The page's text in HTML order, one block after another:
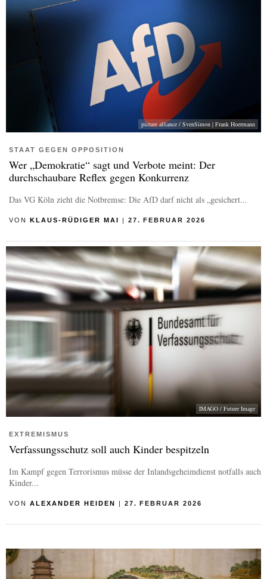
picture alliance / SvenSimon | Frank Hoermann
STAAT GEGEN OPPOSITION
Wer „Demokratie“ sagt und Verbote meint: Der
durchschaubare Reflex gegen Konkurrenz
Das VG Köln zieht die Notbremse: Die AfD darf nicht als „gesichert...
VON KLAUS-RÜDIGER MAI 27. FEBRUAR 2026
IMAGO / Future Image
EXTREMISMUS
Verfassungsschutz soll auch Kinder bespitzeln
Im Kampf gegen Terrorismus müsse der Inlandsgeheimdienst notfalls auch
Kinder...
VON ALEXANDER HEIDEN | 27. FEBRUAR 2026